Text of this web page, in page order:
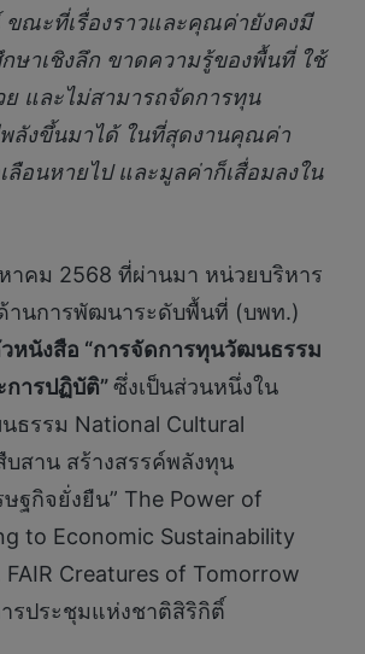
ขณะที่เรื่องราวและคุณค่ายังคงมี
ษาเชิงลึก ขาดความรู้ของพื้นที่ ใช้
และไม่สามารถจัดการทุน
ลังขึ้นมาได้ ในที่สุดงานคุณค่า
ลือนหายไป และมูลค่าก็เสื่อมลงใน
าคม 2568 ที่ผ่านมา หน่วยบริหาร
านการพัฒนาระดับพื้นที่ (บพท.)
หนังสือ “การจัดการทุนวัฒนธรรม
ารปฏิบัติ”ซึ่งเป็นส่วนหนึ่งใน
ธรรม National Cultural
บสาน สร้างสรรค์พลังทุน
ฐกิจยั่งยืน” The Power of
to Economic Sustainability
Creatures of Tomorrow
รประชุมแห่งชาติสิริกิติ์